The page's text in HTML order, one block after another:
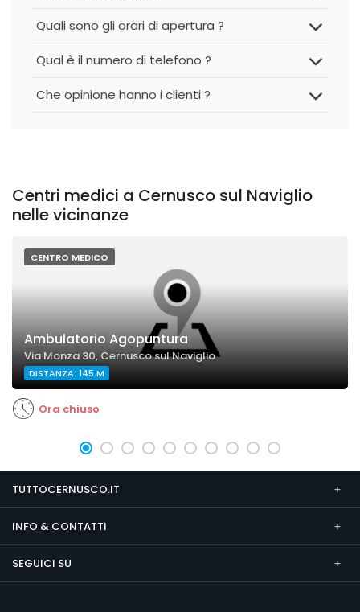
Quali sono gli orari di apertura ?
Qual è il numero di telefono ?
Che opinione hanno i clienti ?
Centri medici a Cernusco sul Naviglio
nelle vicinanze
CENTRO MEDICO
Ambulatorio Agopuntura
Via Monza 30, Cernusco sul Naviglio
DISTANZA: 145 M
Ora chiuso
TUTTOCERNUSCO.IT
INFO & CONTATTI
SEGUICI SU